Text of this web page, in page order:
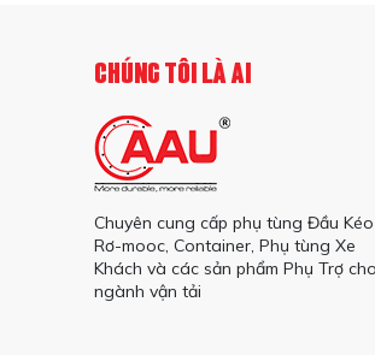
CHÚNG TÔI LÀ AI
Chuyên cung cấp phụ tùng Đầu Kéo
Rơ-mooc, Container, Phụ tùng Xe
Khách và các sản phẩm Phụ Trợ cho
ngành vận tải